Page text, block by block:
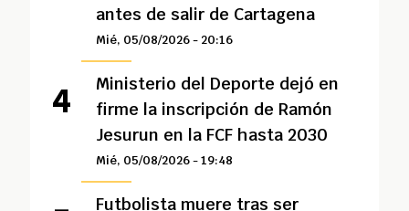
antes de salir de Cartagena
Mié, 05/08/2026 - 20:16
Ministerio del Deporte dejó en
firme la inscripción de Ramón
Jesurun en la FCF hasta 2030
Mié, 05/08/2026 - 19:48
Futbolista muere tras ser